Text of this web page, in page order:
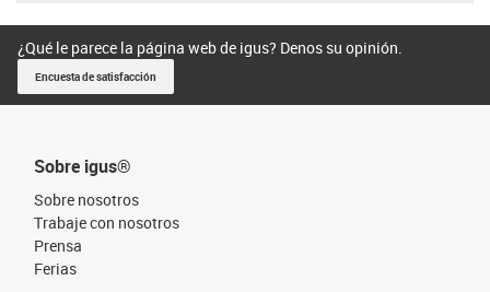
¿Qué le parece la página web de igus? Denos su opinión.
Encuesta de satisfacción
Sobre igus®
Sobre nosotros
Trabaje con nosotros
Prensa
Ferias